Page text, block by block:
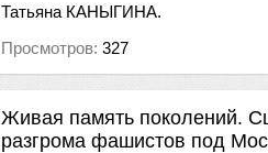
Татьяна КАНЫГИНА.
Просмотров: 327
Живая память поколений.
разгрома фашистов под